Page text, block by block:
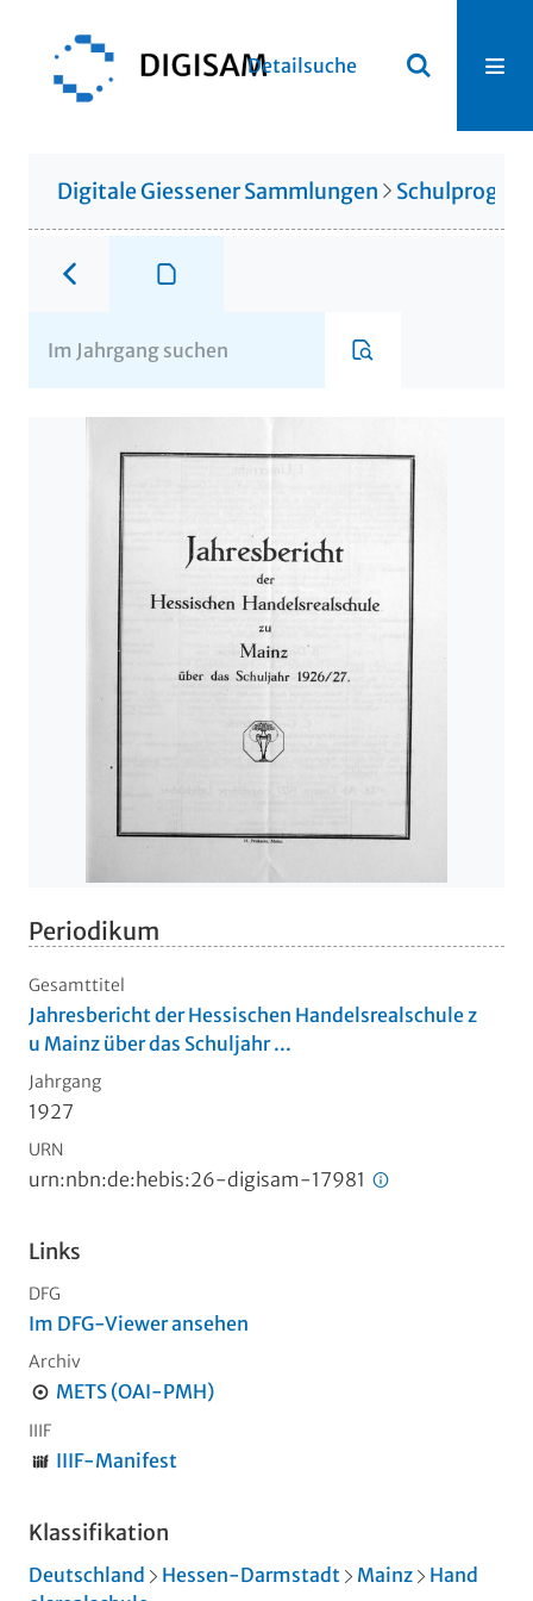
Detailsuche
Digitale Giessener Sammlungen
Periodikum
Gesamttitel
Jahresbericht der Hessischen Handelsrealschule z
u Mainz über das Schuljahr ...
Jahrgang
1927
URN
urn:nbn:de:hebis:26-digisam-17981
Links
DFG
Im DFG-Viewer ansehen
Archiv
METS (OAI-PMH)
IIIF
IIIF-Manifest
Klassifikation
Deutschland Hessen-Darmstadt Mainz
Hand